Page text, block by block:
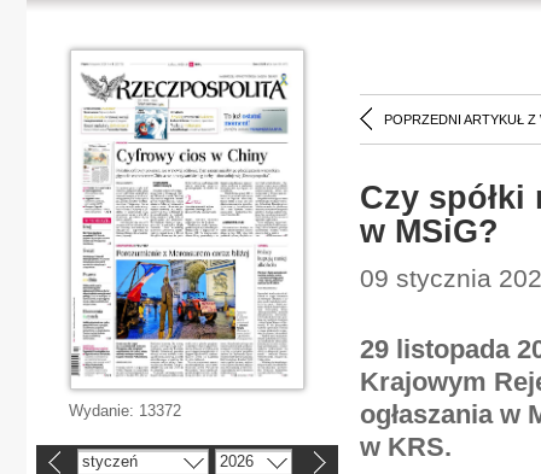
POPRZEDNI ARTYKUŁ Z
Czy
w MSiG?
09 stycznia
29 listopada
Krajowym
ogłaszania w
w KRS.
Wydanie: 13372
styczeń 2026